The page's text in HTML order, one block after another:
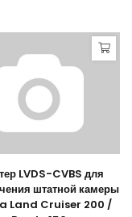
LVDS-CVBS для
штатной камеры
Land Cruiser 200 /